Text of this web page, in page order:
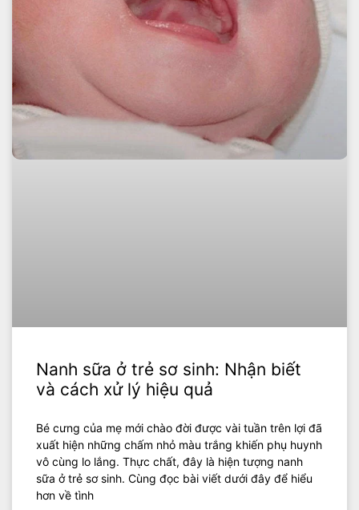
Nanh sữa ở trẻ sơ sinh: Nhận biết
và cách xử lý hiệu quả
Bé cưng của mẹ mới chào đời được vài tuần trên lợi đã
xuất hiện những chấm nhỏ màu trắng khiến phụ huynh
vô cùng lo lắng. Thực chất, đây là hiện tượng nanh
sữa ở trẻ sơ sinh. Cùng đọc bài viết dưới đây để hiểu
hơn về tình